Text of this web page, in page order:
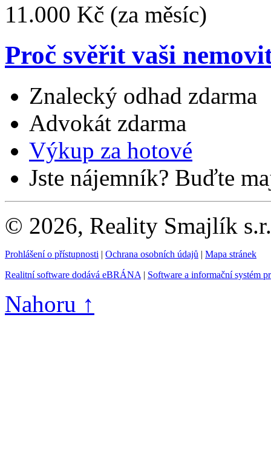
11.000 Kč (za měsíc)
Proč svěřit vaši
Znalecký odhad zdarma
Advokát zdarma
Výkup za hotové
Jste nájemník? Buďte
© 2026, Reality Smajlík
Prohlášení o přístupnosti | Ochrana osobních údajů | Mapa stránek
Realitní software dodává eBRÁNA | Software a informační systém
Nahoru ↑